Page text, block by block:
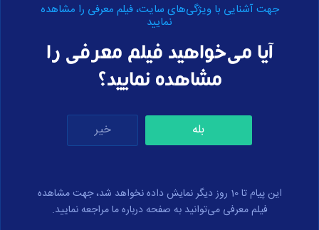
برای ارسال نظر وارد سایت شوید
ورود
نمادهای اعتماد
جهت آشنایی با ویژگی‌های سایت، فیلم معرفی را مشاهده
نمایید
آیا می‌خواهید فیلم معرفی را
مشاهده نمایید؟
بله خیر
این پیام تا 10 روز دیگر نمایش داده نخواهد شد، جهت مشاهده
فیلم معرفی می‌توانید به صفحه درباره ما مراجعه نمایید.